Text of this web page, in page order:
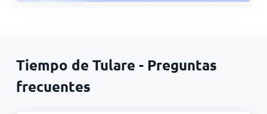
Tiempo de Tulare - Preguntas
frecuentes